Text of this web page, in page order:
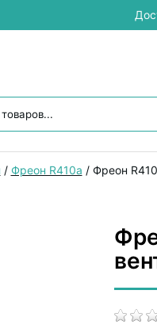
/ Фреон R410a / Фреон